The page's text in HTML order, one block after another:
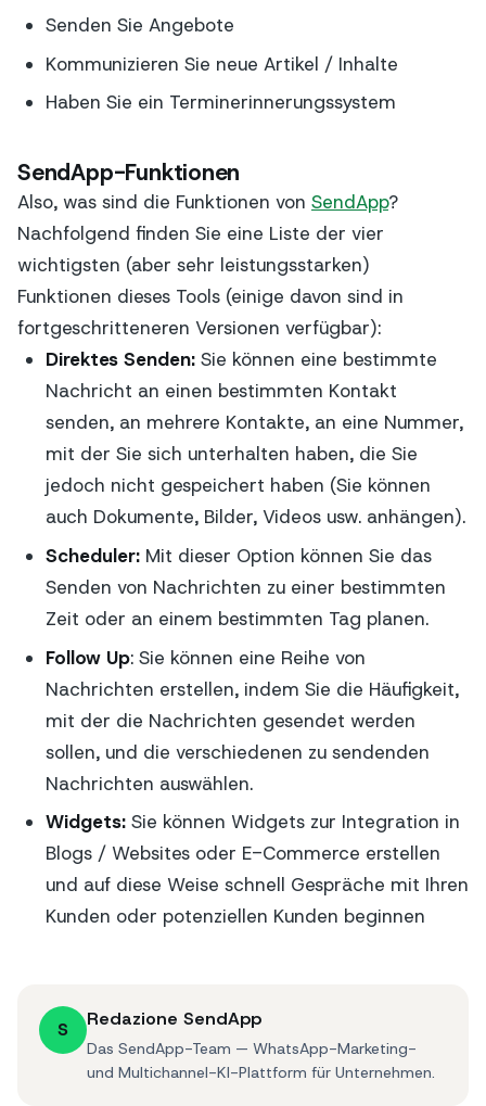
Senden Sie Angebote
Kommunizieren Sie neue Artikel / Inhalte
Haben Sie ein Terminerinnerungssystem
SendApp-Funktionen
Also, was sind die Funktionen von SendApp?
Nachfolgend finden Sie eine Liste der vier
wichtigsten (aber sehr leistungsstarken)
Funktionen dieses Tools (einige davon sind in
fortgeschritteneren Versionen verfügbar):
Direktes Senden:Sie können eine bestimmte
Nachricht an einen bestimmten Kontakt
senden, an mehrere Kontakte, an eine Nummer,
mit der Sie sich unterhalten haben, die Sie
jedoch nicht gespeichert haben (Sie können
auch Dokumente, Bilder, Videos usw. anhängen).
Scheduler: Mit dieser Option können Sie das
Senden von Nachrichten zu einer bestimmten
Zeit oder an einem bestimmten Tag planen.
Follow Up: Sie können eine Reihe von
Nachrichten erstellen, indem Sie die Häufigkeit,
mit der die Nachrichten gesendet werden
sollen, und die verschiedenen zu sendenden
Nachrichten auswählen.
Widgets:Sie können Widgets zur Integration in
Blogs / Websites oder E-Commerce erstellen
und auf diese Weise schnell Gespräche mit Ihren
Kunden oder potenziellen Kunden beginnen
S Redazione SendApp
Das SendApp-Team — WhatsApp-Marketing-
und Multichannel-KI-Plattform für Unternehmen.